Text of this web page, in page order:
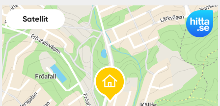
Satellit